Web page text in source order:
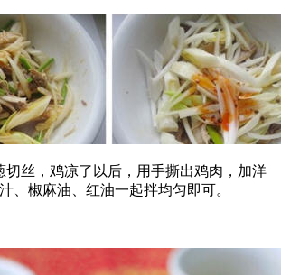
切丝，鸡凉了以后，用手撕出鸡肉，加洋
、椒麻油、红油一起拌均匀即可。